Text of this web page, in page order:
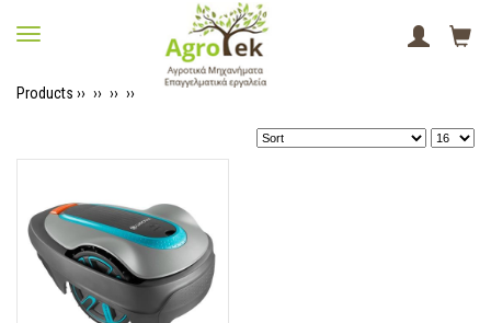
Products ›› ›› ›› ››